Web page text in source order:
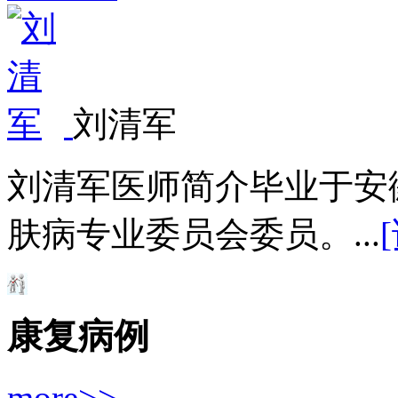
刘清军
刘清军医师简介毕业于
肤病专业委员会委员。...
康复病例